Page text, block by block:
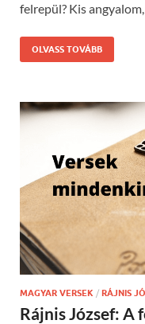
felrepül? Kis
OLVASS TOVÁBB
MAGYAR VERSEK / RÁJNIS
Rájnis József: A